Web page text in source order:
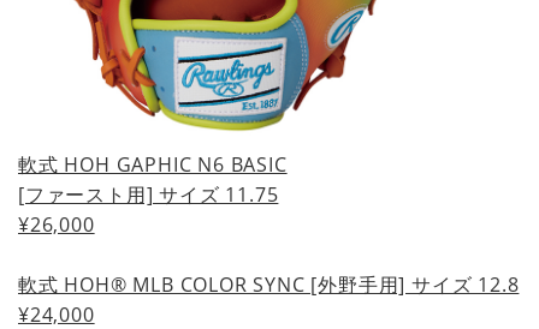
軟式 HOH GAPHIC N6 BASIC
[ファースト用] サイズ 11.75
¥26,000
軟式 HOH® MLB COLOR SYNC [外野手用] サイズ 12.8
¥24,000